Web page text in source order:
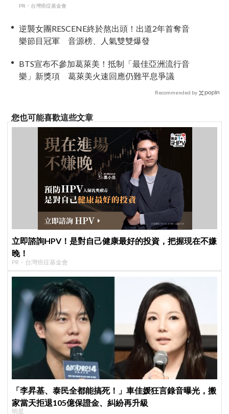
PR・台灣癌症基金會
逆襲女團RESCENE終於熬出頭！出道2年首奪音
樂節目冠軍 音源榜、人氣雙雙爆發
BTS宣布不參加葛萊美！抵制「最佳亞洲流行音
樂」新獎項 葛萊美火速回應仍難平息爭議
Recommended by
您也可能喜歡這些文章
立即諮詢HPV！是對自己健康最好的投資，把握現在不嫌
晚！
PR・台灣癌症基金會
「李昇基、泰民全都能搞死！」車佳媛狂言錄音曝光，搬
家當天拒退105億保證金、糾紛再升級
明星